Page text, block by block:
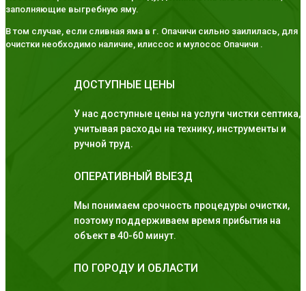
заполняющие выгребную яму.
В том случае, если сливная яма в г. Опачичи сильно заилилась, для
очистки необходимо наличие, илиссос и мулосос Опачичи .
ДОСТУПНЫЕ ЦЕНЫ
У нас доступные цены на услуги чистки септика,
учитывая расходы на технику, инструменты и
ручной труд.
ОПЕРАТИВНЫЙ ВЫЕЗД
Мы понимаем срочность процедуры очистки,
поэтому поддерживаем время прибытия на
объект в 40-60 минут.
ПО ГОРОДУ И ОБЛАСТИ